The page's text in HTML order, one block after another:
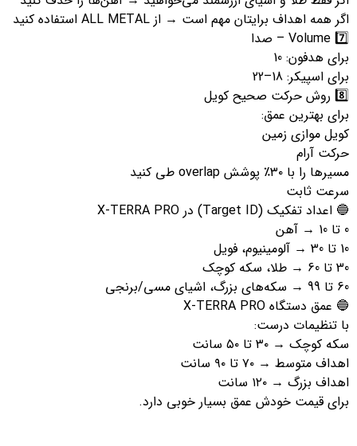
اگر همه اهداف برایتان مهم است → از ALL METAL استفاده کنید
7️⃣ Volume – صدا
برای هدفون: 10
برای اسپیکر: 18–22
8️⃣ روش حرکت صحیح کویل
برای بهترین عمق:
کویل موازی زمین
حرکت آرام
مسیرها را با ۳۰٪ پوشش overlap طی کنید
سرعت ثابت
🔵 اعداد تفکیک (Target ID) در X-TERRA PRO
0 تا 10 → آهن
10 تا 30 → آلومینیوم، فویل
30 تا 60 → طلا، سکه کوچک
60 تا 99 → سکه‌های بزرگ، اشیای مسی/برنجی
🔵 عمق دستگاه X-TERRA PRO
با تنظیمات درست:
سکه کوچک → ۳۰ تا ۵۰ سانت
اهداف متوسط → ۷۰ تا ۹۰ سانت
اهداف بزرگ → ۱۲۰ سانت
برای قیمت خودش عمق بسیار خوبی دارد.